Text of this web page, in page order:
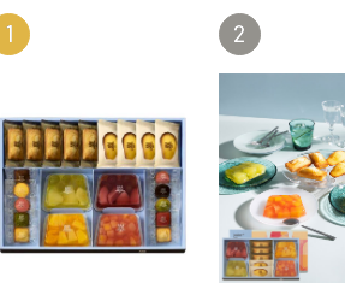
1 2